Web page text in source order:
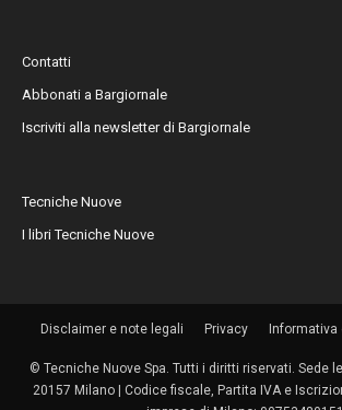
Contatti
Abbonati a Bargiornale
Iscriviti alla newsletter di Bargiornale
Tecniche Nuove
I libri Tecniche Nuove
Disclaimer e note legali Privacy
© Tecniche Nuove Spa. Tutti i diritti riservati. Sede
20157 Milano | Codice fiscale, Partita IVA e